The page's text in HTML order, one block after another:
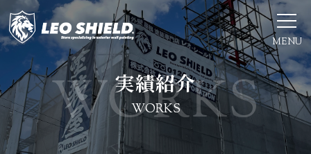
MENU
実績紹介
WORKS